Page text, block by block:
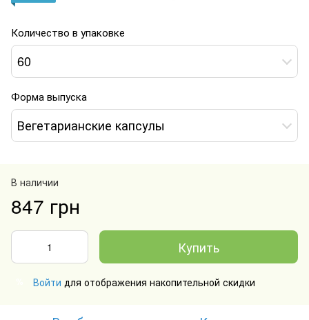
Количество в упаковке
60
Форма выпуска
Вегетарианские капсулы
В наличии
847 грн
Купить
Войти для отображения накопительной скидки